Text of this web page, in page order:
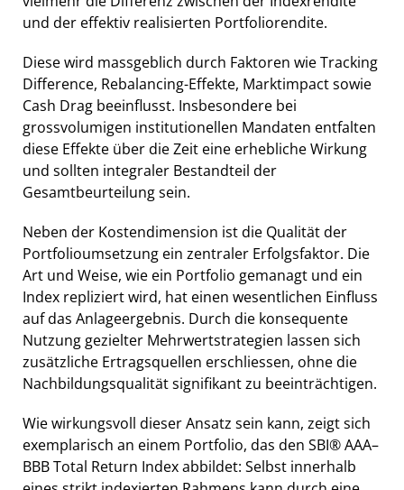
und der effektiv realisierten Portfoliorendite.
Diese wird massgeblich durch Faktoren wie Tracking
Difference, Rebalancing-Effekte, Marktimpact sowie
Cash Drag beeinflusst. Insbesondere bei
grossvolumigen institutionellen Mandaten entfalten
diese Effekte über die Zeit eine erhebliche Wirkung
und sollten integraler Bestandteil der
Gesamtbeurteilung sein.
Neben der Kostendimension ist die Qualität der
Portfolioumsetzung ein zentraler Erfolgsfaktor. Die
Art und Weise, wie ein Portfolio gemanagt und ein
Index repliziert wird, hat einen wesentlichen Einfluss
auf das Anlageergebnis. Durch die konsequente
Nutzung gezielter Mehrwertstrategien lassen sich
zusätzliche Ertragsquellen erschliessen, ohne die
Nachbildungsqualität signifikant zu beeinträchtigen.
Wie wirkungsvoll dieser Ansatz sein kann, zeigt sich
exemplarisch an einem Portfolio, das den SBI® AAA–
BBB Total Return Index abbildet: Selbst innerhalb